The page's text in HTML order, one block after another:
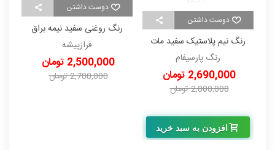
دوست داشتن
رنگ نیم پلاستیک سفید مات
کیلویی
رنگ پارسیفام
2,690,000 تومان
2,800,000 تومان
افزودن به سبد خرید
دوست داشتن
رنگ روغنی سفید نیمه براق
فرازپیشه
2,500,000 تومان
2,700,000 تومان